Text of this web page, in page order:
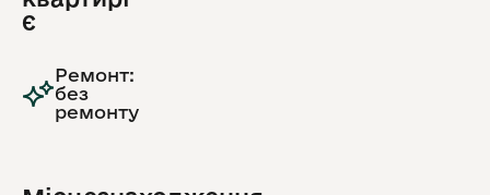
є
Ремонт:
без
ремонту